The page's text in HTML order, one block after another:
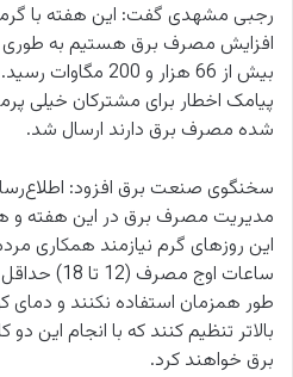
رجبی مشهدی گفت: این هفته با
افزایش مصرف برق هستیم به
بیش از 66 هزار و
پیامک اخطار برای مشترکان خیلی
شده مصرف برق دارند ارسال شد.
سخنگوی صنعت برق افزود:
مدیریت مصرف برق در این هفته و
این روزهای گرم نیازمند همکاری
ساعات اوج
بالاتر تنظیم کنند که با انجام این
برق خواهند کرد.